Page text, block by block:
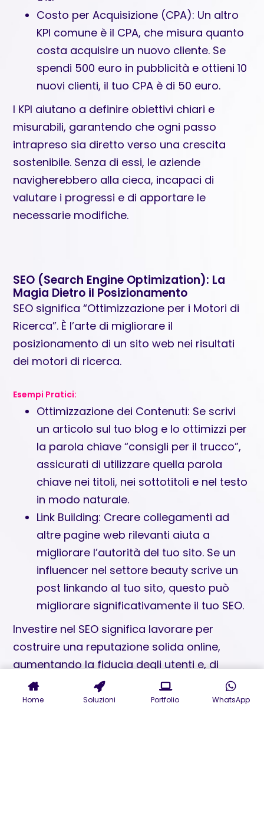
Costo per Acquisizione (CPA): Un altro
KPI comune è il CPA, che misura quanto
costa acquisire un nuovo cliente. Se
spendi 500 euro in pubblicità e ottieni 10
nuovi clienti, il tuo CPA è di 50 euro.
I KPI aiutano a definire obiettivi chiari e
misurabili, garantendo che ogni passo
intrapreso sia diretto verso una crescita
sostenibile. Senza di essi, le aziende
navigherebbero alla cieca, incapaci di
valutare i progressi e di apportare le
necessarie modifiche.
SEO (Search Engine Optimization): La
Magia Dietro il Posizionamento
SEO significa “Ottimizzazione per i Motori di
Ricerca”. È l’arte di migliorare il
posizionamento di un sito web nei risultati
dei motori di ricerca.
Esempi Pratici:
Ottimizzazione dei Contenuti: Se scrivi
un articolo sul tuo blog e lo ottimizzi per
la parola chiave “consigli per il trucco”,
assicurati di utilizzare quella parola
chiave nei titoli, nei sottotitoli e nel testo
in modo naturale.
Link Building: Creare collegamenti ad
altre pagine web rilevanti aiuta a
migliorare l’autorità del tuo sito. Se un
influencer nel settore beauty scrive un
post linkando al tuo sito, questo può
migliorare significativamente il tuo SEO.
Investire nel SEO significa lavorare per
costruire una reputazione solida online,
aumentando la fiducia degli utenti e, di
conseguenza, le conversioni. In un’epoca in
cui le prime posizioni sui motori di ricerca
Home Soluzioni Portfolio WhatsApp